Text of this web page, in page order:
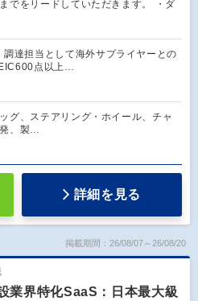
でをリードしていただきます。 ・ダ
調達担当として海外サプライヤーとの
点以上…
グ、ステアリング・ホイール、チャ
、製…
詳細を見る
掲載期間：26/08/07～26/08/20
業界特化SaaS：日本最大級